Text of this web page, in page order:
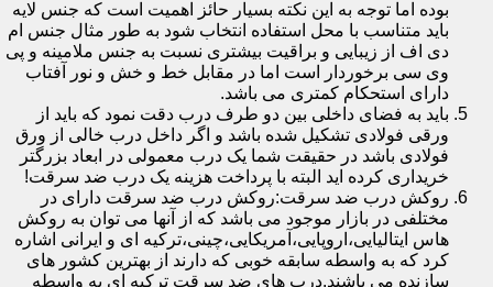
بوده اما توجه به این نکته بسیار حائز اهمیت است که جنس لایه
باید متناسب با محل استفاده انتخاب شود به طور مثال جنس ام
دی اف از زیبایی و براقیت بیشتری نسبت به جنس ملامینه و پی
وی سی برخوردار است اما در مقابل خط و خش و نور آفتاب
دارای استحکام کمتری می باشد.
باید به فضای داخلی بین دو طرف درب دقت نمود که باید از
ورقی فولادی تشکیل شده باشد و اگر داخل درب خالی از ورق
فولادی باشد در حقیقت شما یک درب معمولی در ابعاد بزرگتر
خریداری کرده اید البته با پرداخت هزینه یک درب ضد سرقت!
روکش درب ضد سرقت:روکش درب ضد سرقت دارای در
مختلفی در بازار موجود می باشد که از آنها می توان به روکش
هاس ایتالیایی،اروپایی،آمریکایی،چینی،ترکیه ای و ایرانی اشاره
کرد که به واسطه سابقه خوبی که دارند از بهترین کشور های
سازنده می باشند.درب های ضد سرقت ترکیه ای به واسطه